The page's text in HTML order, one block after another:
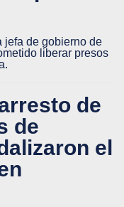
jefa de gobierno de
liberar presos
de
de
el